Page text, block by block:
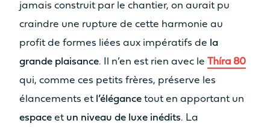
jamais construit par le chantier, on aurait pu
craindre une rupture de cette harmonie au
profit de formes liées aux impératifs de la
grande plaisance. Il n’en est rien avec le Thíra 80
qui, comme ces petits frères, préserve les
élancements et l’élégance tout en apportant un
espace et un niveau de luxe inédits. La
6.91m 7.44m
SURFACE VOILE TOTALE AU
SURFACE GENNAKER/SPI
120m² 130m²